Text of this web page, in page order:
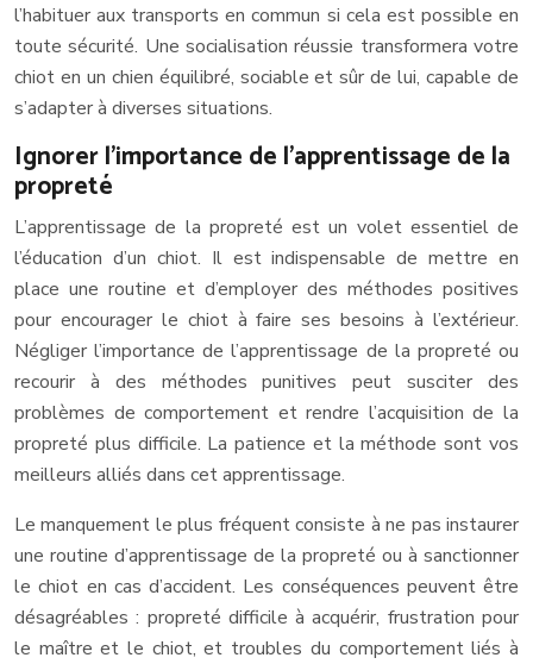
l’habituer aux transports en commun si cela est possible en
toute sécurité. Une socialisation réussie transformera votre
chiot en un chien équilibré, sociable et sûr de lui, capable de
s’adapter à diverses situations.
Ignorer l’importance de l’apprentissage de la
propreté
L’apprentissage de la propreté est un volet essentiel de
l’éducation d’un chiot. Il est indispensable de mettre en
place une routine et d’employer des méthodes positives
pour encourager le chiot à faire ses besoins à l’extérieur.
Négliger l’importance de l’apprentissage de la propreté ou
recourir à des méthodes punitives peut susciter des
problèmes de comportement et rendre l’acquisition de la
propreté plus difficile. La patience et la méthode sont vos
meilleurs alliés dans cet apprentissage.
Le manquement le plus fréquent consiste à ne pas instaurer
une routine d’apprentissage de la propreté ou à sanctionner
le chiot en cas d’accident. Les conséquences peuvent être
désagréables : propreté difficile à acquérir, frustration pour
le maître et le chiot, et troubles du comportement liés à